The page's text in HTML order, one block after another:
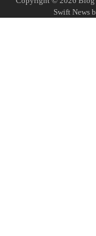
Swift News